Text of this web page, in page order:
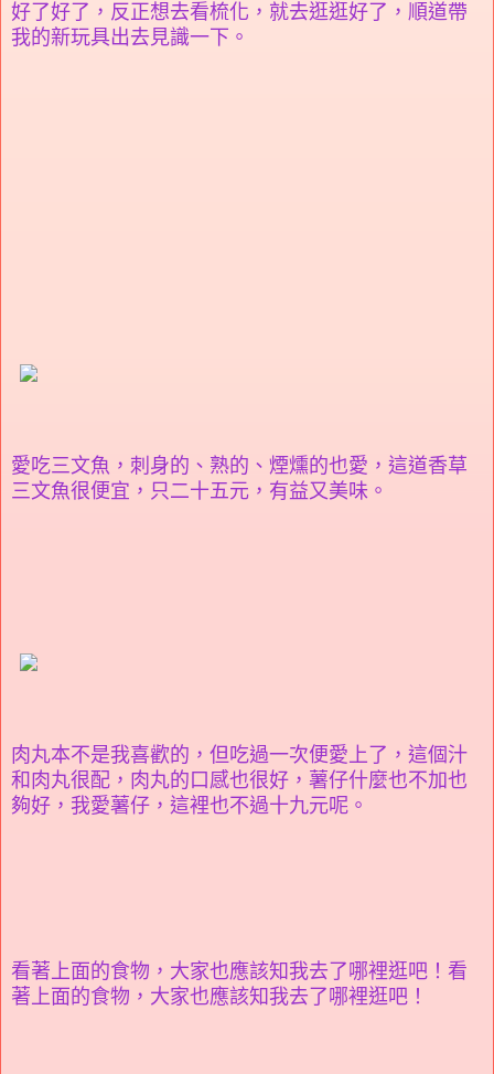
好了好了，反正想去看梳化，就去逛逛好了，順道帶
我的新玩具出去見識一下。
愛吃三文魚，刺身的、熟的、煙燻的也愛，這道香草
三文魚很便宜，只二十五元，有益又美味。
肉丸本不是我喜歡的，但吃過一次便愛上了，這個汁
和肉丸很配，肉丸的口感也很好，薯仔什麼也不加也
夠好，我愛薯仔，這裡也不過十九元呢。
看著上面的食物，大家也應該知我去了哪裡逛吧！看
著上面的食物，大家也應該知我去了哪裡逛吧！